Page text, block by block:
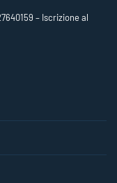
– Iscrizione al